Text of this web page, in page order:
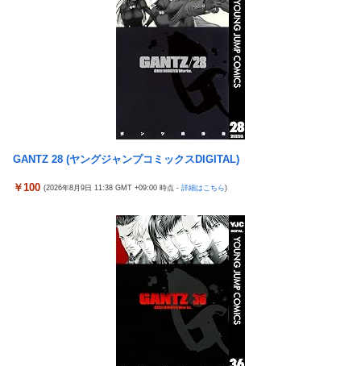
【画像】廃墟化したレンタルビデオ屋、そのまま時が止まってし
まっていると話題にｗｗｗｗ
【悲報】女性配信者「アスペの検査してみた…みんなこれわかる
【画像】ハンターハンターさん、ガチで最強の新能力を登場させ
【画像】週刊少年マガジン、限界突破
【動画】甲子園の女性審判、大誤審で炎上
最新の「発売日告知トレーラー」も公開！
日本に対抗報復時、韓国のGDP3.1%減少…韓国の被害がより大き
バスケットボールは最終Qだけ見ればいい論
【画像】女優・水崎綾女、R-15指定映画で乳首解禁、しかもピン
チェリ男の悠遊自適 #608【オススメを選ぶ時の注意点！？】
日本に対抗報復時、韓国のGDP3.1%減少…韓国の被害がより大き
実際『ゼルダ 時オカ』→『風タク』の時の空気感を知りたい
チェリ男の悠遊自適 #608【オススメを選ぶ時の注意点！？】
THE NEUTRALのしげるさんのパチンココラボイベント動画が公
開される！めっちゃ楽しそうだな！！！
なんでパチンコってこんな回らなくなったんだろうな…源さんと
アクセルワールドのパチンコが相当やばいらしい… 打った人「剣
【動画】 可愛い元気なバイトの女の子！ホテルへ。寝ている彼女
のマ●コをそーっとイジイジ 笑
タトゥー彫り師さん「刺青入れてる奴は全員バカです」→30万再
【悲報】「美人すぎる県警本部長」失職ｗｗｗｗｗｗｗｗｗ
本屋に現れた異臭＆浮浪者風の男、ペタンコのボストンバッグを
パンパンにして無会計で退店！Gメンに確保され「なんで？」と
GANTZ 28 (ヤングジャンプコミックスDIGITAL)
￥100 (2026年8月9日 11:38 GMT +09:00 時点 - 詳細はこちら)